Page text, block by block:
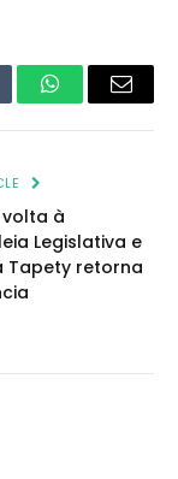
WhatsAppEmail
volta à
Legislativa e
Tapety retorna